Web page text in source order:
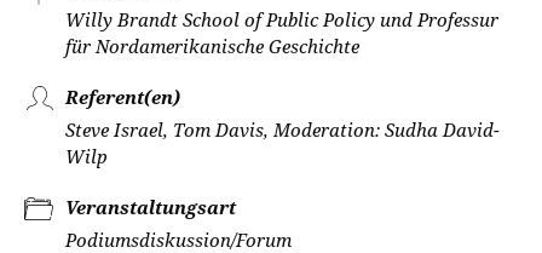
Willy Brandt School of Public Policy und Professur
für Nordamerikanische Geschichte
Referent(en)
Steve Israel, Tom Davis, Moderation: Sudha David-
Wilp
Veranstaltungsart
Podiumsdiskussion/Forum